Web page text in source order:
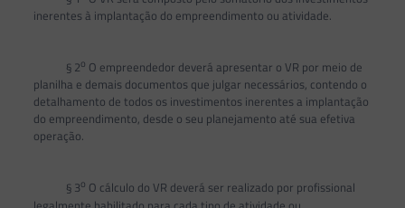
inerentes à implantação do empreendimento ou atividade.
§ 2o O empreendedor deverá apresentar o VR por meio de
planilha e demais documentos que julgar necessários, contendo o
detalhamento de todos os investimentos inerentes a implantação
do empreendimento, desde o seu planejamento até sua efetiva
operação.
§ 3o O cálculo do VR deverá ser realizado por profissional